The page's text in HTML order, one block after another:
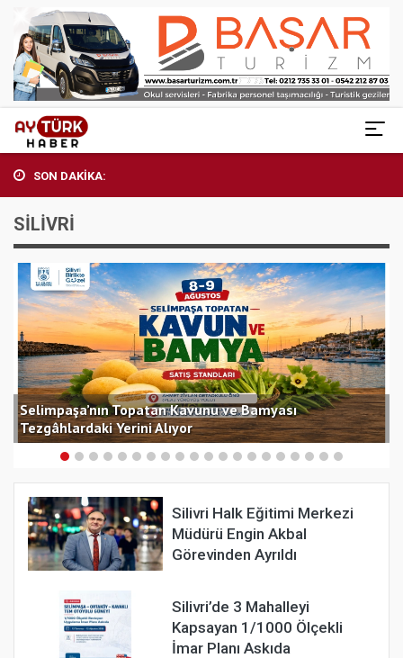
SON DAKİKA:
SİLİVRİ
Selimpaşa’nın Topatan Kavunu ve Bamyası
Tezgâhlardaki Yerini Alıyor
Silivri Halk Eğitimi Merkezi
Müdürü Engin Akbal
Görevinden Ayrıldı
Silivri’de 3 Mahalleyi
Kapsayan 1/1000 Ölçekli
İmar Planı Askıda